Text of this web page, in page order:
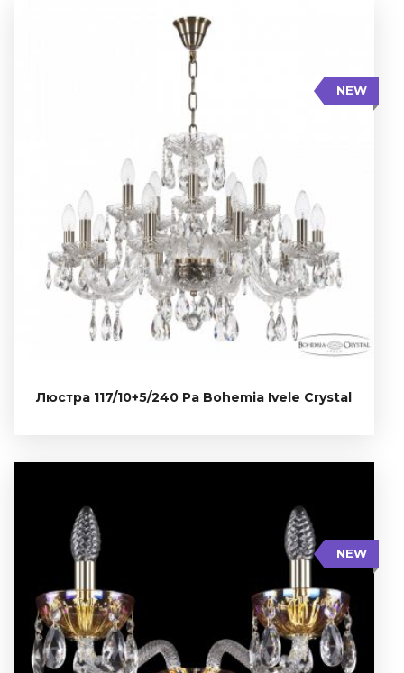
Люстра 117/10+5/240 Pa Bohemia Ivele Crystal
NEW
NEW
117/10+5/240 Pa
Тип: Стеклянный рожок
Цвет арматуры: Патина/
Кол-во ламп: 15
Диаметр: 70 см
NEW
Глубина: 21 см
Ширина: 35 см